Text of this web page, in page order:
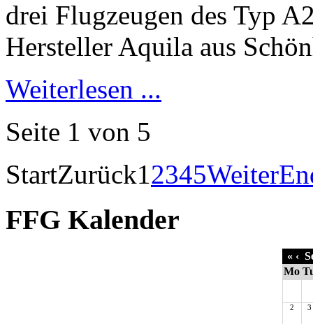
Weiterlesen ...
Seite 1 von 5
StartZurück12345Weiter
FFG Kalender
« ‹
Mo
2 3